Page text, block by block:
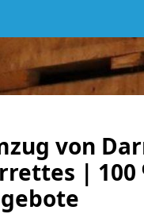
von
| 100